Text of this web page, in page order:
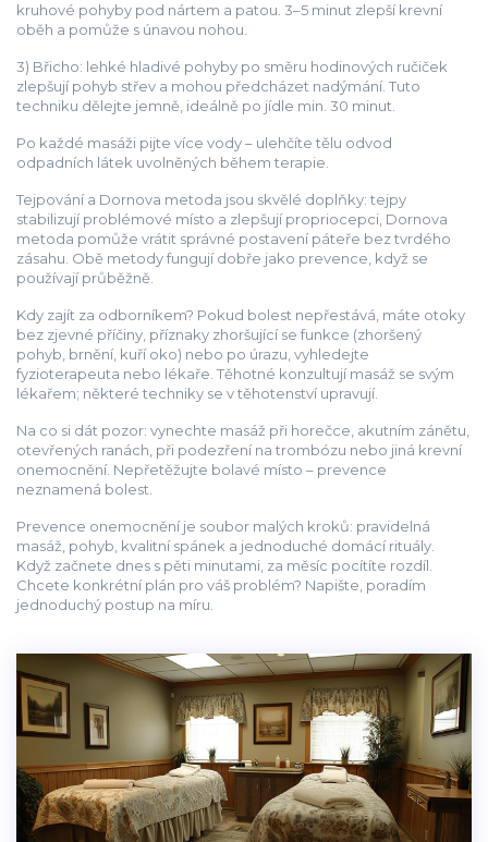
kruhové pohyby pod nártem a patou. 3–5 minut zlepší krevní
oběh a pomůže s únavou nohou.
3) Břicho: lehké hladivé pohyby po směru hodinových ručiček
zlepšují pohyb střev a mohou předcházet nadýmání. Tuto
techniku dělejte jemně, ideálně po jídle min. 30 minut.
Po každé masáži pijte více vody – ulehčíte tělu odvod
odpadních látek uvolněných během terapie.
Tejpování a Dornova metoda jsou skvělé doplňky: tejpy
stabilizují problémové místo a zlepšují propriocepci, Dornova
metoda pomůže vrátit správné postavení páteře bez tvrdého
zásahu. Obě metody fungují dobře jako prevence, když se
používají průběžně.
Kdy zajít za odborníkem? Pokud bolest nepřestává, máte otoky
bez zjevné příčiny, příznaky zhoršující se funkce (zhoršený
pohyb, brnění, kuří oko) nebo po úrazu, vyhledejte
fyzioterapeuta nebo lékaře. Těhotné konzultují masáž se svým
lékařem; některé techniky se v těhotenství upravují.
Na co si dát pozor: vynechte masáž při horečce, akutním zánětu,
otevřených ranách, při podezření na trombózu nebo jiná krevní
onemocnění. Nepřetěžujte bolavé místo – prevence
neznamená bolest.
Prevence onemocnění je soubor malých kroků: pravidelná
masáž, pohyb, kvalitní spánek a jednoduché domácí rituály.
Když začnete dnes s pěti minutami, za měsíc pocítíte rozdíl.
Chcete konkrétní plán pro váš problém? Napište, poradím
jednoduchý postup na míru.